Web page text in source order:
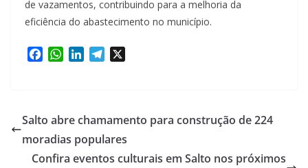
de vazamentos, contribuindo para a melhoria da
eficiência do abastecimento no município.
b
o
o
k
W
s
A
p
p
e
d
I
n
g
r
a
m
Salto abre chamamento para construção de 224
moradias populares
Confira eventos culturais em Salto nos próximos